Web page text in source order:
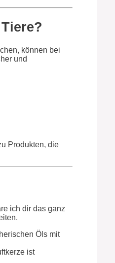
können bei
und
Produkten, die
ich dir das ganz
Öls mit
ist